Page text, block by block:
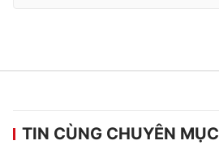
TIN CÙNG CHUYÊN MỤC